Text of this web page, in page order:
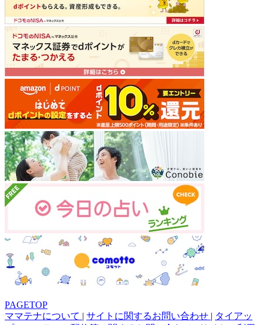
PAGETOP
ママテナについて | サイトに関するお問い合わせ | タイアッ